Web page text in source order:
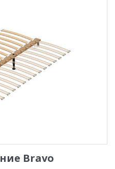
Bravo